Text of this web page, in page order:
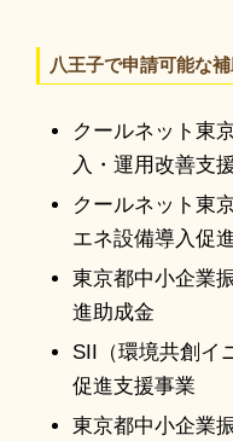
八王子で申請可能な
クールネット東
入・運用改善支
クールネット東
エネ設備導入促
東京都中小企業
進助成金
SII（環境共創イ
促進支援事業
東京都中小企業